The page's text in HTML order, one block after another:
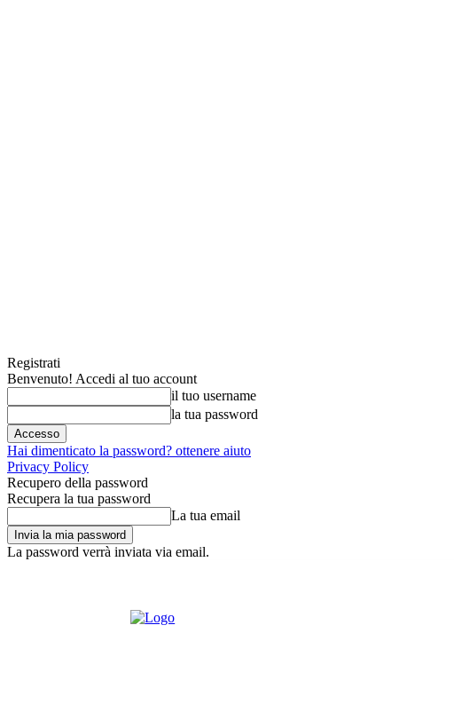
Registrati
Benvenuto! Accedi al tuo account
il tuo username
la tua password
Hai dimenticato la password? ottenere aiuto
Privacy Policy
Recupero della password
Recupera la tua password
La tua email
La password verrà inviata via email.